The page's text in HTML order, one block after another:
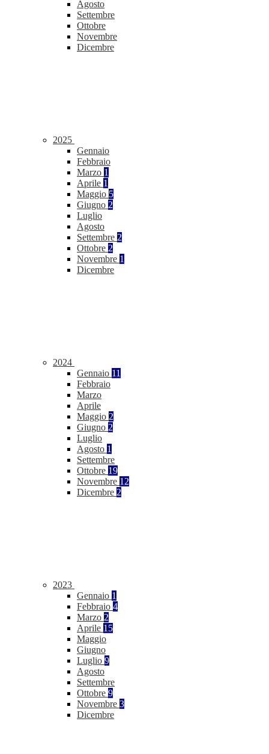
Agosto
Settembre
Ottobre
Novembre
Dicembre
2025
Gennaio
Febbraio
Marzo 1
Aprile 1
Maggio 5
Giugno 2
Luglio
Agosto
Settembre 2
Ottobre 2
Novembre 1
Dicembre
2024
Gennaio 11
Febbraio
Marzo
Aprile
Maggio 2
Giugno 2
Luglio
Agosto 1
Settembre
Ottobre 19
Novembre 12
Dicembre 2
2023
Gennaio 1
Febbraio 4
Marzo 2
Aprile 15
Maggio
Giugno
Luglio 9
Agosto
Settembre
Ottobre 9
Novembre 3
Dicembre